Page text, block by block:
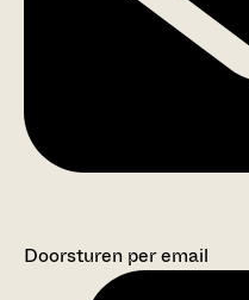
Doorsturen per email